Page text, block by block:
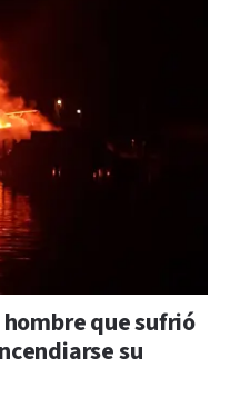
que sufrió
su